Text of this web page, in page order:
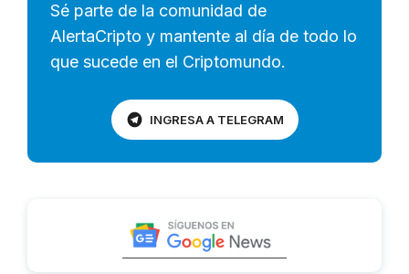
Sé parte de la comunidad de
AlertaCripto y mantente al día de todo lo
que sucede en el Criptomundo.
INGRESA A TELEGRAM